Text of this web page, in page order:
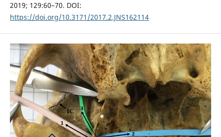
2019; 129:60–70. DOI:
https://doi.org/10.3171/2017.2.JNS162114